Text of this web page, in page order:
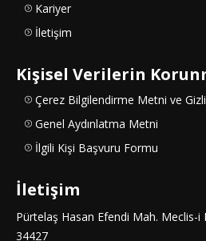
Kariyer
İletişim
Kişisel Verilerin
Çerez Bilgilendirme Metni ve
Genel Aydınlatma Metni
İlgili Kişi Başvuru Formu
İletişim
Pürtelaş Hasan Efendi Mah. Meclis-
34427